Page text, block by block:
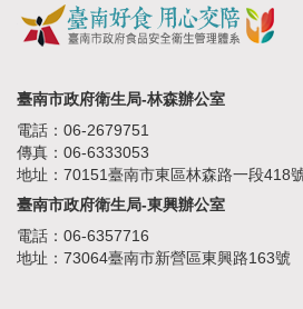
臺南市政府衛生局-林森辦公室
電話：06-2679751
傳真：06-6333053
地址：70151臺南市東區林森路一段418
臺南市政府衛生局-東興辦公室
電話：06-6357716
地址：73064臺南市新營區東興路163號